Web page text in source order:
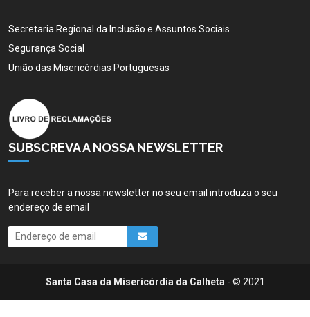
Secretaria Regional da Inclusão e Assuntos Sociais
Segurança Social
União das Misericórdias Portuguesas
SUBSCREVA A NOSSA NEWSLETTER
Para receber a nossa newsletter no seu email introduza o seu
endereço de email
Santa Casa da Misericórdia da Calheta - © 2021